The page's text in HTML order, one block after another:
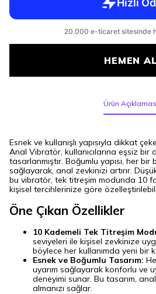
HEMEN AL
Ürün
Esnek ve kullanışlı yapısıyla dikkat
Anal Vibratör, kullanıcılarına eşsiz bir
tasarlanmıştır. Boğumlu yapısı, her bir
sağlayarak, anal zevkinizi artırır.
bu vibratör, tek titreşim modunda 10
kişisel tercihlerinize göre
Öne Çıkan Özellikler
10 Kademeli Tek Titreşim
seviyeleri ile kişisel zevkinize
böylece her kullanımda yeni bir
Esnek ve Boğumlu Tasarım:
uyarım sağlayarak konforlu ve
deneyimi sunar. Bu tasarım,
almanızı sağlar.